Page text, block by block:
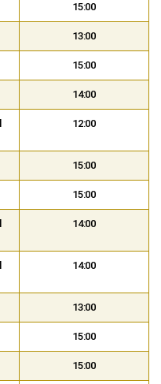
15:00
13:00
15:00
14:00
12:00
15:00
15:00
14:00
14:00
13:00
15:00
15:00